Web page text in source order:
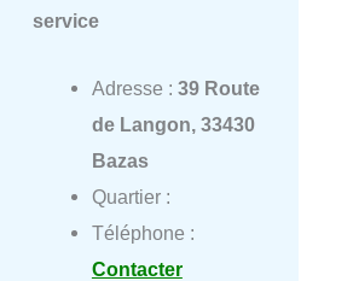
service
Adresse : 39 Route
de Langon, 33430
Bazas
Quartier :
Téléphone :
Contacter